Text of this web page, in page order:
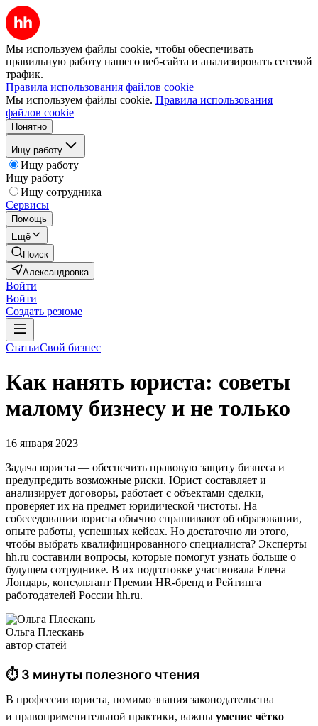
Мы используем файлы cookie, чтобы обеспечивать
правильную работу нашего веб-сайта и анализировать сетевой
трафик.
Правила использования файлов cookie
Мы используем файлы cookie. Правила использования
файлов cookie
Понятно
Ищу работу
Ищу работу
Ищу работу
Ищу сотрудника
Сервисы
Помощь
Ещё
Поиск
Александровка
Войти
Войти
Создать резюме
СтатьиСвой бизнес
Как нанять юриста: советы
малому бизнесу и не только
16 января 2023
Задача юриста — обеспечить правовую защиту бизнеса и
предупредить возможные риски. Юрист составляет и
анализирует договоры, работает с объектами сделки,
проверяет их на предмет юридической чистоты. На
собеседовании юриста обычно спрашивают об образовании,
опыте работы, успешных кейсах. Но достаточно ли этого,
чтобы выбрать квалифицированного специалиста? Эксперты
hh.ru составили вопросы, которые помогут узнать больше о
будущем сотруднике. В их подготовке участвовала Елена
Лондарь, консультант Премии HR-бренд и Рейтинга
работодателей России hh.ru.
Ольга Плескань
автор статей
⏱ 3 минуты полезного чтения
В профессии юриста, помимо знания законодательства
и правоприменительной практики, важны умение чётко